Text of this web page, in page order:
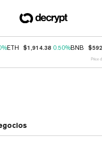
ETH $1,914.38 0.50%BNB
Price